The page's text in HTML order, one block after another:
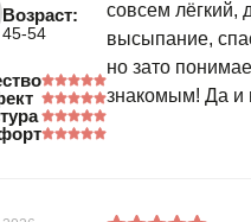
Возраст:
45-54
совсем лёгкий,
высыпание,
но зато
знакомым! Да и